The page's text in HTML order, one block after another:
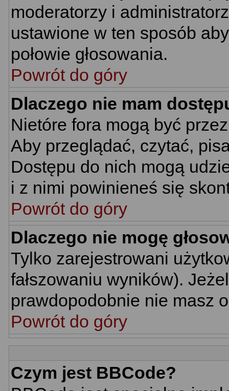
moderatorzy i
ustawione w ten sposób
połowie głosowania.
Powrót do góry
Dlaczego nie mam
Nietóre fora mogą być
Aby przeglądać, czytać,
Dostępu do nich mogą
i z nimi powinieneś się
Powrót do góry
Dlaczego nie mogę
Tylko zarejestrowani
fałszowaniu wyników).
prawdopodobnie nie masz
Powrót do góry
Czym jest BBCode?